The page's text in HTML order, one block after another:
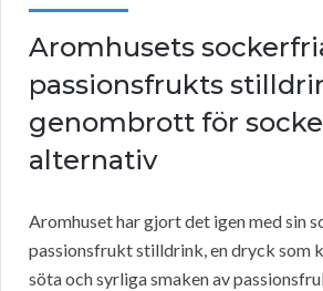
Aromhusets
passionsfrukts
genombrott för
alternativ
Aromhuset har gjort det igen med sin
passionsfrukt stilldrink, en dryck som
söta och syrliga smaken av